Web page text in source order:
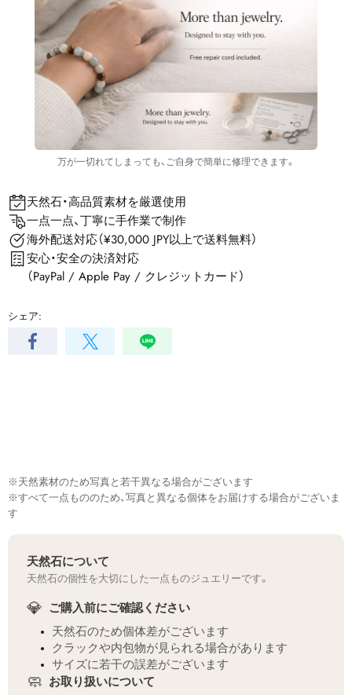
万が一切れてしまっても、ご自身で簡単に修理できます。
天然石・高品質素材を厳選使用
一点一点、丁寧に手作業で制作
海外配送対応（¥30,000 JPY以上で送料無料）
安心・安全の決済対応
（PayPal / Apple Pay / クレジットカード）
シェア:
※天然素材のため写真と若干異なる場合がございます
※すべて一点もののため、写真と異なる個体をお届けする場合がございま
す
天然石について
天然石の個性を大切にした一点ものジュエリーです。
💎 ご購入前にご確認ください
天然石のため個体差がございます
クラックや内包物が見られる場合があります
サイズに若干の誤差がございます
🧼 お取り扱いについて